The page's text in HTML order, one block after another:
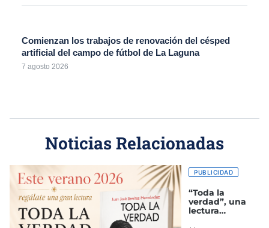
Comienzan los trabajos de renovación del césped
artificial del campo de fútbol de La Laguna
7 agosto 2026
Noticias Relacionadas
PUBLICIDAD
“Toda la
verdad”, una
lectura